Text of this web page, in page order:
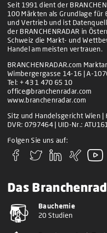
Seit 1991 dient der
100 Märkten als Grundlage
und Vertrieb und ist
der BRANCHENRADAR in
Schweiz die Markt- und
Handel am meisten vertrauen.
BRANCHENRADAR.com
Wimbergergasse 14-16 | A-
Tel: + 43 1 470 65 10
office@branchenradar.com
www.branchenradar.com
Sitz und Handelsgericht Wien |
DVR: 0797464 | UID-Nr.:
Folgen Sie uns auf:
Das
Bauchemie
20 Studien